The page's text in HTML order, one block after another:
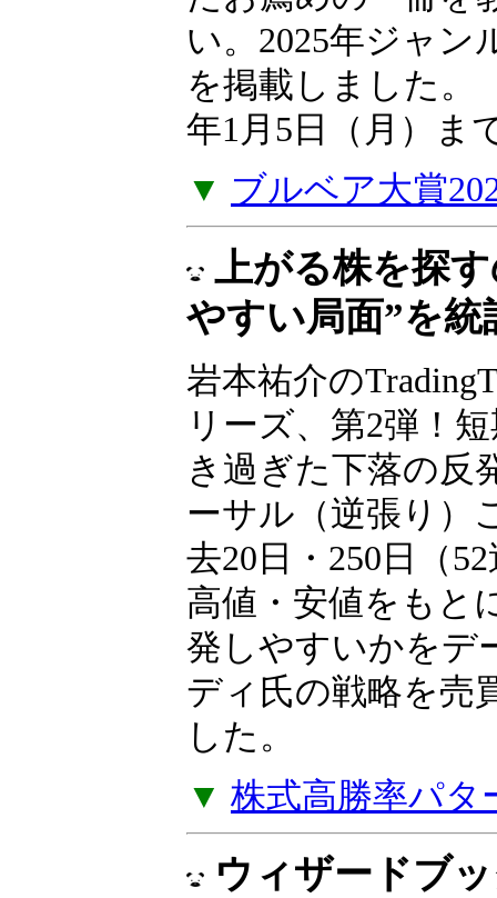
い。2025年ジャン
を掲載しました。
年1月5日（月）ま
▼ ブルベア大賞
上がる株を探
やすい局面”を
岩本祐介の
リーズ、第2弾！
き過ぎた下落の反
ーサル（逆張り）
去20日・250日（
高値・安値をもと
発しやすいかをデ
ディ氏の戦略を売
した。
▼ 株式高勝率パタ
ウィザードブ